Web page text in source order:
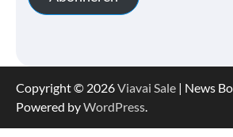
Copyright © 2026Viavai Sale | News
Powered byWordPress.